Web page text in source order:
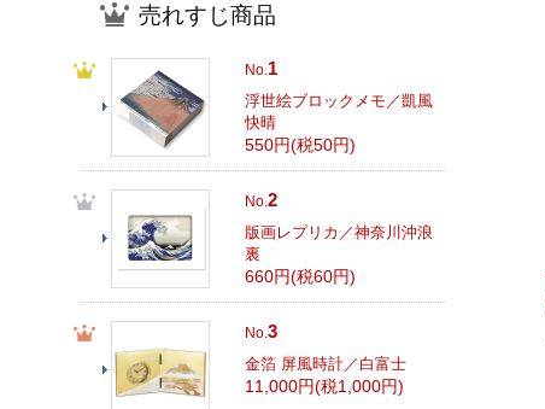
売れすじ商品
No. 1
浮世絵ブロックメモ／凱風
快晴
550円(税50円)
No. 2
版画レプリカ／神奈川沖浪
裏
660円(税60円)
No. 3
金箔 屏風時計／白富士
11,000円(税1,000円)